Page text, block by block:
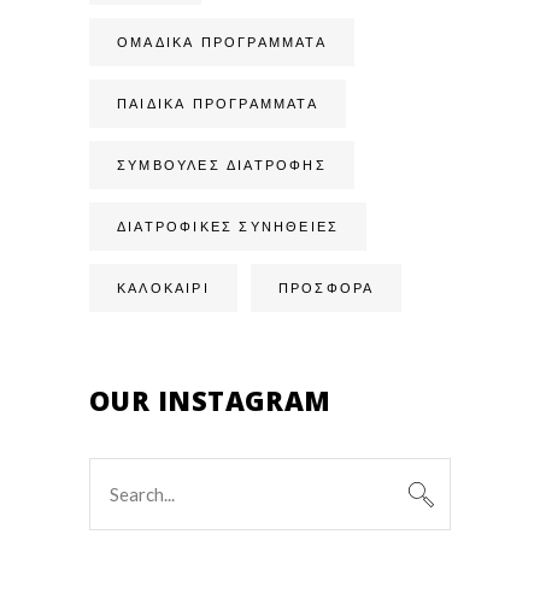
ΟΜΑΔΙΚΆ ΠΡΟΓΡΆΜΜΑΤΑ
ΠΑΙΔΙΚΆ ΠΡΟΓΡΆΜΜΑΤΑ
ΣΥΜΒΟΥΛΈΣ ΔΙΑΤΡΟΦΉΣ
ΔΙΑΤΡΟΦΙΚΈΣ ΣΥΝΉΘΕΙΕΣ
ΚΑΛΟΚΑΙΡΙ ΠΡΟΣΦΟΡΑ
OUR INSTAGRAM
for: